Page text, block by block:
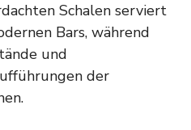
Schalen serviert
Bars, während
und
der